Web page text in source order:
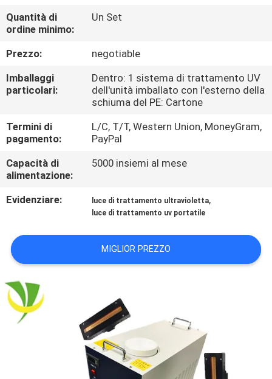
CONTROLLO
DI
QUALITÀ
CONTATTICI
NOTIZIE
RICHIEDA
UNA
MAPPA
DEL
SITO
Quantità di
ordine minimo:
Un Set
Prezzo:
negotiable
Imballaggi
particolari:
Dentro: 1 sistema di trattamento UV
dell'unità imballato con l'esterno della
schiuma del PE: Cartone
Termini di
pagamento:
L/C, T/T, Western Union, MoneyGram,
PayPal
Capacità di
alimentazione:
5000 insiemi al mese
Evidenziare: luce di trattamento ultravioletta,
luce di trattamento uv portatile
MIGLIOR PREZZO